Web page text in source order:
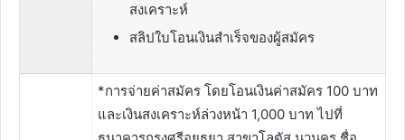
สงเคราะห์
สลิปใบโอนเงินสำเร็จของผู้สมัคร
*การจ่ายค่าสมัคร โดยโอนเงินค่าสมัคร 100 บาท
และเงินสงเคราะห์ล่วงหน้า 1,000 บาท ไปที่